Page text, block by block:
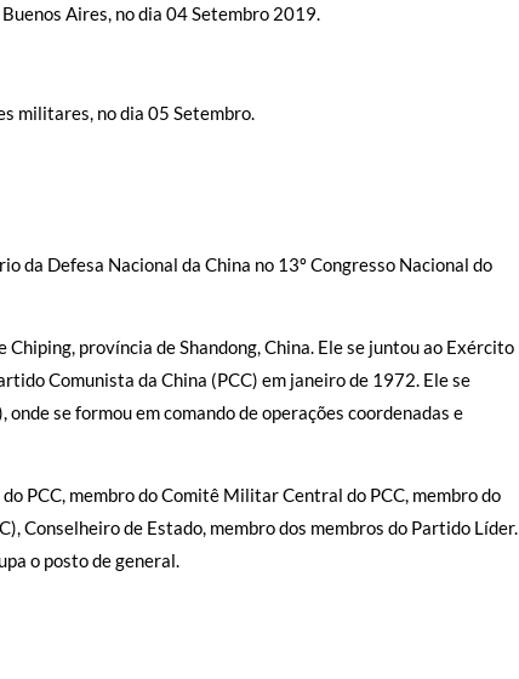
Aires, no dia 04 Setembro 2019.
militares, no dia 05 Setembro.
da Defesa Nacional da China no 13º Congresso Nacional do
província de Shandong, China. Ele se juntou ao Exército
Comunista da China (PCC) em janeiro de 1972. Ele se
se formou em comando de operações coordenadas e
PCC, membro do Comitê Militar Central do PCC, membro do
Conselheiro de Estado, membro dos membros do Partido Líder.
o posto de general.